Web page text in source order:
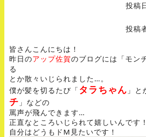
投稿
投稿
皆さんこんにちは！
昨日のアップ佐賀のブログには「モン
る
とか散々いじられました…。
僕が髪を切るたび「 タラちゃん 」と
チ 」などの
罵声が飛んできます…
正直なところいじられて嬉しいんです！
自分はどうもドM見たいです！